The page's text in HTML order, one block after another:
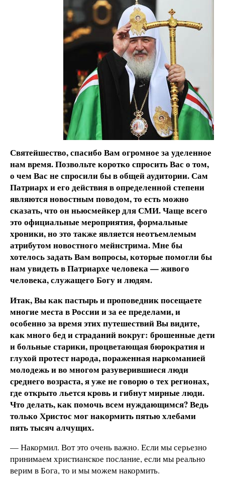
Святейшество, спасибо Вам огромное за уделенное
нам время. Позвольте коротко спросить Вас о том,
о чем Вас не спросили бы в общей аудитории. Сам
Патриарх и его действия в определенной степени
являются новостным поводом, то есть можно
сказать, что он ньюсмейкер для СМИ. Чаще всего
это официальные мероприятия, формальные
хроники, но это также является неотъемлемым
атрибутом новостного мейнстрима. Мне бы
хотелось задать Вам вопросы, которые помогли бы
нам увидеть в Патриархе человека — живого
человека, служащего Богу и людям.
Итак, Вы как пастырь и проповедник посещаете
многие места в России и за ее пределами, и
особенно за время этих путешествий Вы видите,
как много бед и страданий вокруг: брошенные дети
и больные старики, процветающая бюрократия и
глухой протест народа, пораженная наркоманией
молодежь и во многом разуверившиеся люди
среднего возраста, я уже не говорю о тех регионах,
где открыто льется кровь и гибнут мирные люди.
Что делать, как помочь всем нуждающимся? Ведь
только Христос мог накормить пятью хлебами
пять тысяч алчущих.
— Накормил. Вот это очень важно. Если мы серьезно
принимаем христианское послание, если мы реально
верим в Бога, то и мы можем накормить.